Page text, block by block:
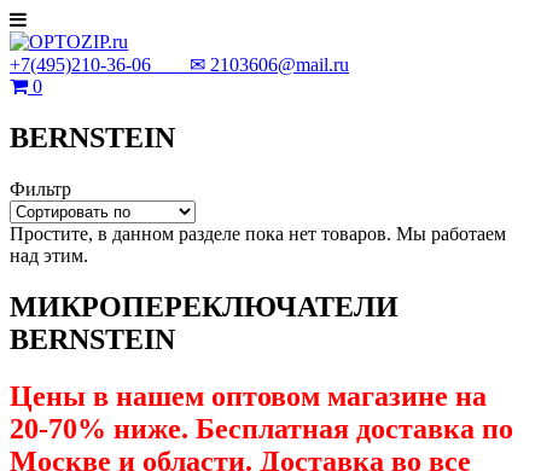
+7(495)210-36-06 ✉ 2103606@mail.ru
0
BERNSTEIN
Фильтр
Простите, в данном разделе пока нет товаров. Мы работаем
над этим.
МИКРОПЕРЕКЛЮЧАТЕЛИ
BERNSTEIN
Цены в нашем оптовом магазине на
20-70% ниже. Бесплатная доставка по
Москве и области. Доставка во все